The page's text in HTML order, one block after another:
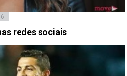
redes sociais